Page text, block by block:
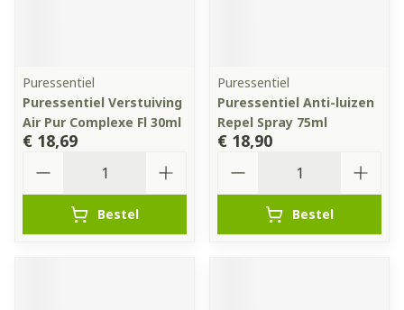
Puressentiel
Puressentiel Verstuiving
Air Pur Complexe Fl 30ml
€ 18,69
Bestel
Puressentiel
Puressentiel Anti-luizen
Repel Spray 75ml
€ 18,90
Bestel